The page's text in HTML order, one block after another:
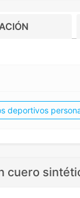
deportivos
cuero